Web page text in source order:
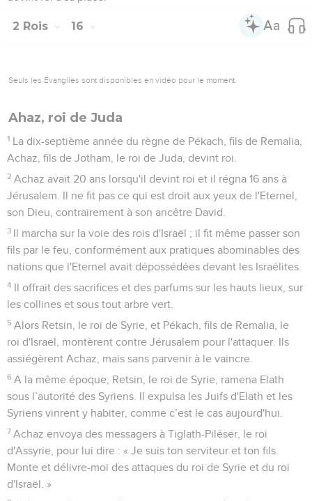
2 Rois 16
Seuls les Évangiles sont disponibles en vidéo pour le moment.
Ahaz, roi de Juda
1 La dix-septième année du règne de Pékach, fils de Remalia,
Achaz, fils de Jotham, le roi de Juda, devint roi.
2 Achaz avait 20 ans lorsqu'il devint roi et il régna 16 ans à
Jérusalem. Il ne fit pas ce qui est droit aux yeux de l'Eternel,
son Dieu, contrairement à son ancêtre David.
3 Il marcha sur la voie des rois d'Israël ; il fit même passer son
fils par le feu, conformément aux pratiques abominables des
nations que l'Eternel avait dépossédées devant les Israélites.
4 Il offrait des sacrifices et des parfums sur les hauts lieux, sur
les collines et sous tout arbre vert.
5 Alors Retsin, le roi de Syrie, et Pékach, fils de Remalia, le
roi d'Israël, montèrent contre Jérusalem pour l'attaquer. Ils
assiégèrent Achaz, mais sans parvenir à le vaincre.
6 A la même époque, Retsin, le roi de Syrie, ramena Elath
sous l’autorité des Syriens. Il expulsa les Juifs d'Elath et les
Syriens vinrent y habiter, comme c’est le cas aujourd'hui.
7 Achaz envoya des messagers à Tiglath-Piléser, le roi
d'Assyrie, pour lui dire : « Je suis ton serviteur et ton fils.
Monte et délivre-moi des attaques du roi de Syrie et du roi
d'Israël. »